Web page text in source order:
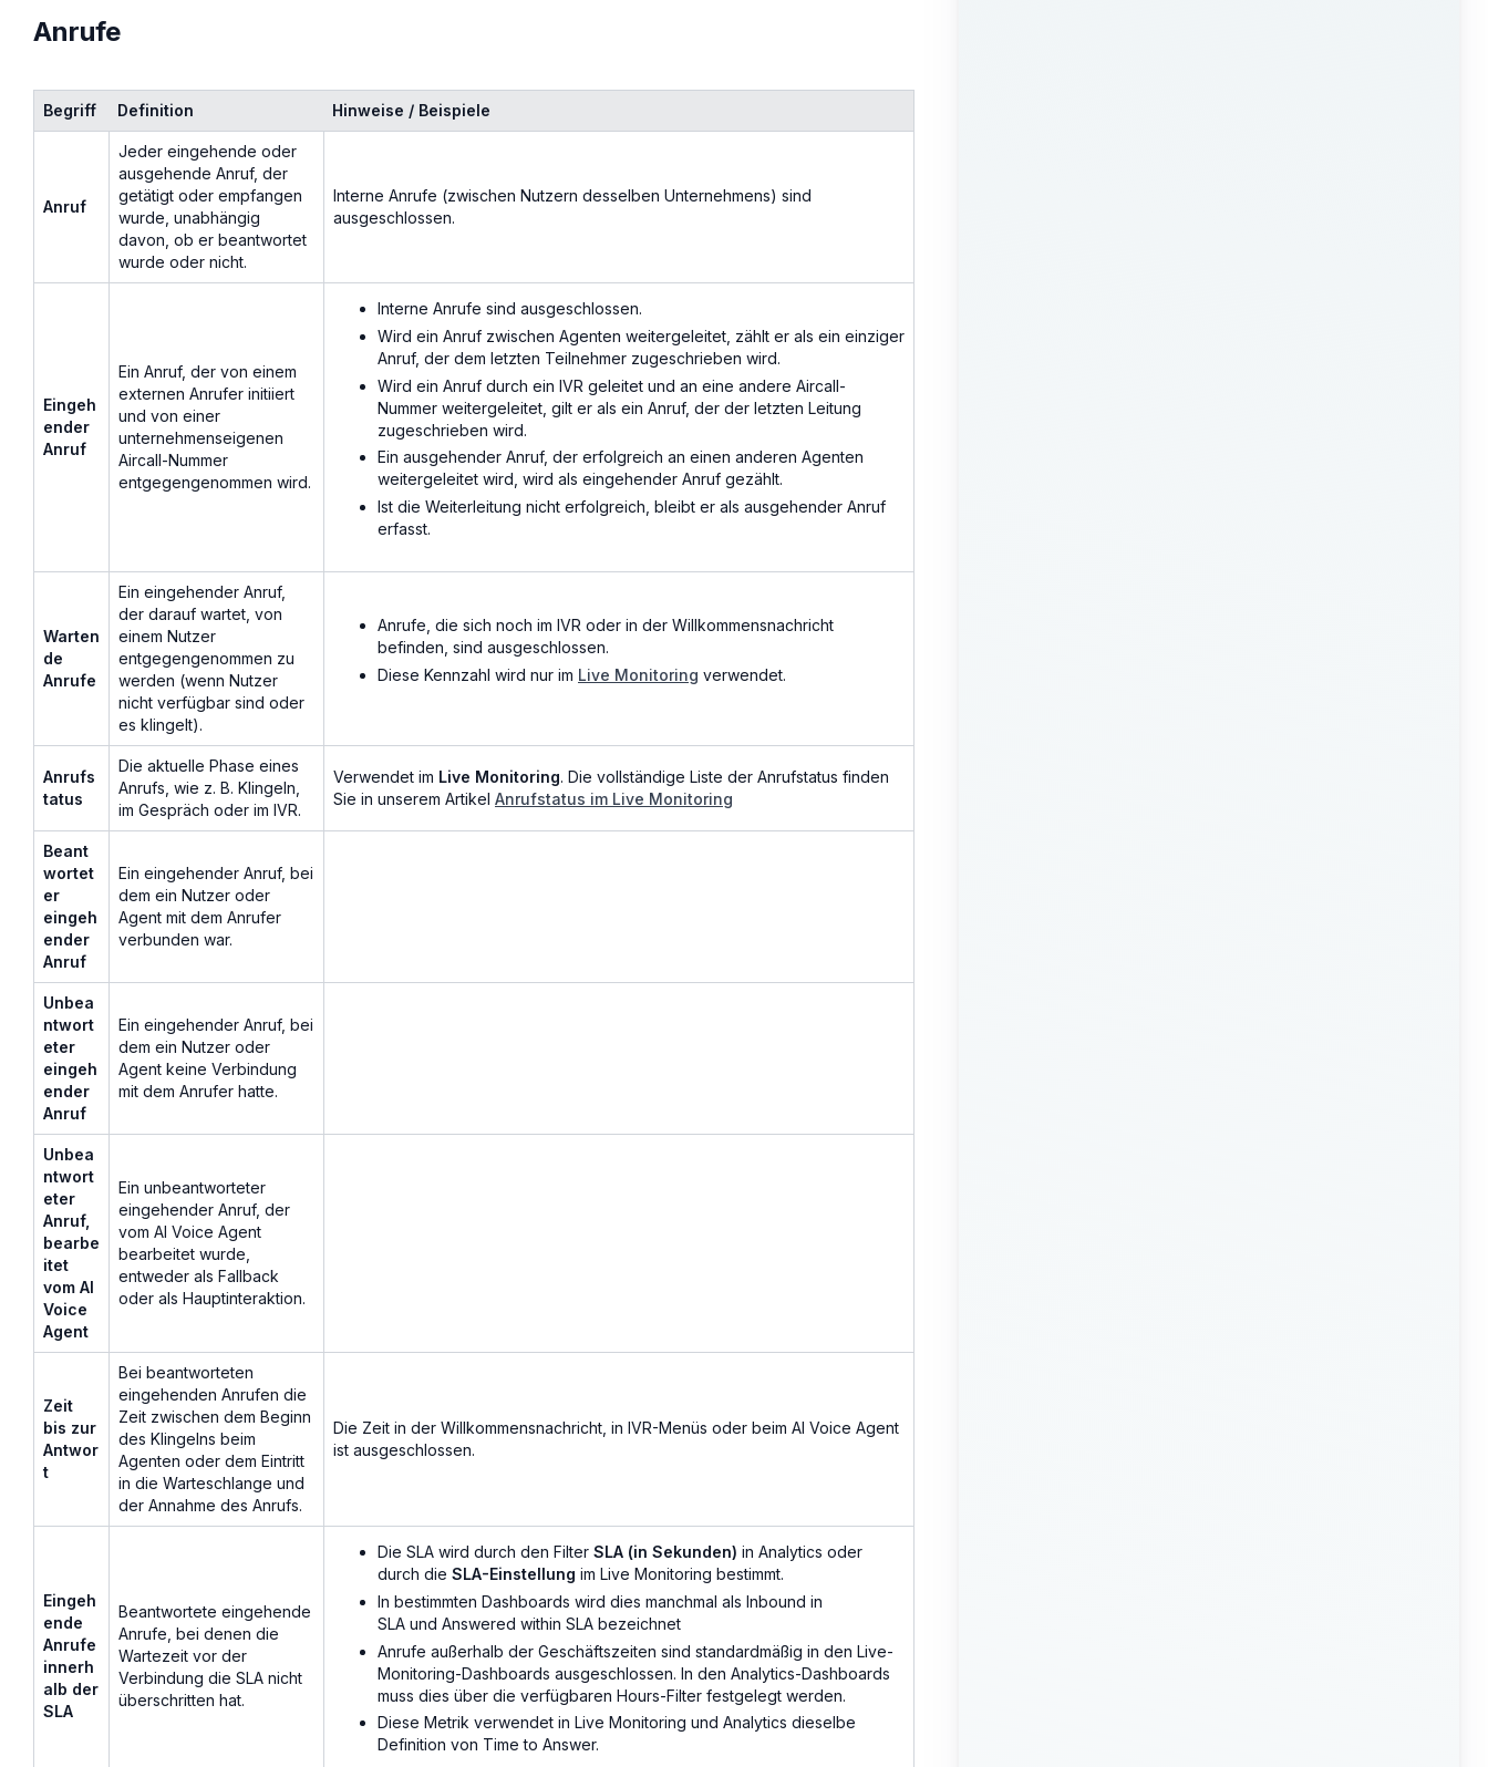
Anrufe
Begriff Definition Hinweise / Beispiele
Anruf
Jeder eingehende oder
ausgehende Anruf, der
getätigt oder empfangen
wurde, unabhängig
davon, ob er beantwortet
wurde oder nicht.
Interne Anrufe (zwischen Nutzern desselben Unternehmens) sind
ausgeschlossen.
Eingeh
ender
Anruf
Ein Anruf, der von einem
externen Anrufer initiiert
und von einer
unternehmenseigenen
Aircall-Nummer
entgegengenommen wird.
Interne Anrufe sind ausgeschlossen.
Wird ein Anruf zwischen Agenten weitergeleitet, zählt er als ein einziger
Anruf, der dem letzten Teilnehmer zugeschrieben wird.
Wird ein Anruf durch ein IVR geleitet und an eine andere Aircall-
Nummer weitergeleitet, gilt er als ein Anruf, der der letzten Leitung
zugeschrieben wird.
Ein ausgehender Anruf, der erfolgreich an einen anderen Agenten
weitergeleitet wird, wird als eingehender Anruf gezählt.
Ist die Weiterleitung nicht erfolgreich, bleibt er als ausgehender Anruf
erfasst.
Warten
de
Anrufe
Ein eingehender Anruf,
der darauf wartet, von
einem Nutzer
entgegengenommen zu
werden (wenn Nutzer
nicht verfügbar sind oder
es klingelt).
Anrufe, die sich noch im IVR oder in der Willkommensnachricht
befinden, sind ausgeschlossen.
Diese Kennzahl wird nur im Live Monitoring verwendet.
Anrufs
tatus
Die aktuelle Phase eines
Anrufs, wie z. B. Klingeln,
im Gespräch oder im IVR.
Verwendet im Live Monitoring. Die vollständige Liste der Anrufstatus finden
Sie in unserem Artikel Anrufstatus im Live Monitoring
Beant
wortet
er
eingeh
ender
Anruf
Ein eingehender Anruf, bei
dem ein Nutzer oder
Agent mit dem Anrufer
verbunden war.
Unbea
ntwort
eter
eingeh
ender
Anruf
Ein eingehender Anruf, bei
dem ein Nutzer oder
Agent keine Verbindung
mit dem Anrufer hatte.
Unbea
ntwort
eter
Anruf,
bearbe
itet
vom AI
Voice
Agent
Ein unbeantworteter
eingehender Anruf, der
vom AI Voice Agent
bearbeitet wurde,
entweder als Fallback
oder als Hauptinteraktion.
Zeit
bis zur
Antwor
t
Bei beantworteten
eingehenden Anrufen die
Zeit zwischen dem Beginn
des Klingelns beim
Agenten oder dem Eintritt
in die Warteschlange und
der Annahme des Anrufs.
Die Zeit in der Willkommensnachricht, in IVR-Menüs oder beim AI Voice Agent
ist ausgeschlossen.
Eingeh
ende
Anrufe
innerh
alb der
SLA
Beantwortete eingehende
Anrufe, bei denen die
Wartezeit vor der
Verbindung die SLA nicht
überschritten hat.
Die SLA wird durch den Filter SLA (in Sekunden) in Analytics oder
durch die SLA-Einstellung im Live Monitoring bestimmt.
In bestimmten Dashboards wird dies manchmal als Inbound in
SLA und Answered within SLA bezeichnet
Anrufe außerhalb der Geschäftszeiten sind standardmäßig in den Live-
Monitoring-Dashboards ausgeschlossen. In den Analytics-Dashboards
muss dies über die verfügbaren Hours-Filter festgelegt werden.
Diese Metrik verwendet in Live Monitoring und Analytics dieselbe
Definition von Time to Answer.